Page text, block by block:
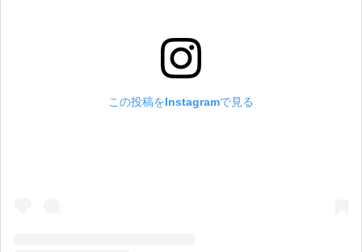
この投稿をInstagramで見る